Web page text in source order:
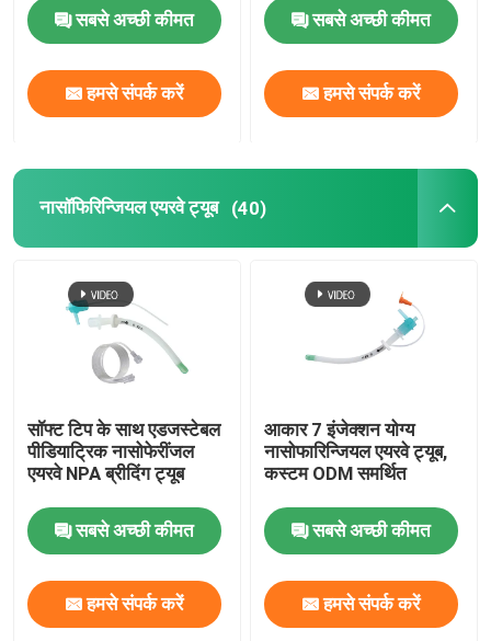
सक्शन कैथेटर
वीडियो इंट्यूबेशन डिवाइस
व्यक्तिगत सुरक्षा उपकरण पीपीई
एंडोट्रैकियल ट्यूब के घटक
OEM कैथेटर
सबसे अच्छी कीमत
हमसे संपर्क करें
सबसे अच्छी कीमत
हमसे संपर्क करें
नासॉफिरिन्जियल एयरवे ट्यूब (40)
सॉफ्ट टिप के साथ एडजस्टेबल
पीडियाट्रिक नासोफेरींजल
एयरवे NPA ब्रीदिंग ट्यूब
सबसे अच्छी कीमत
हमसे संपर्क करें
आकार 7 इंजेक्शन योग्य
नासोफारिन्जियल एयरवे ट्यूब,
कस्टम ODM समर्थित
सबसे अच्छी कीमत
हमसे संपर्क करें